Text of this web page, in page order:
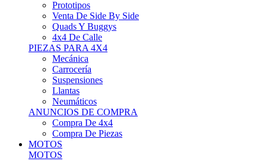
Quads Y Buggys
4x4 De Calle
PIEZAS PARA 4X4
Mecánica
Carrocería
Suspensiones
Llantas
Neumáticos
ANUNCIOS DE COMPRA
Compra De 4x4
Compra De Piezas
MOTOS
MOTOS
Motos De Circuito